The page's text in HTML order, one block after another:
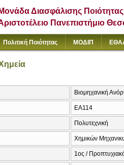
Μονάδα Διασφάλισης Ποιότητας
Πανεπιστήμιο
Πολιτική Ποιότητας ΜΟΔΙΠ
Βιομηχανική
ΕΑ114
Πολυτεχνική
Χημικών
1ος /